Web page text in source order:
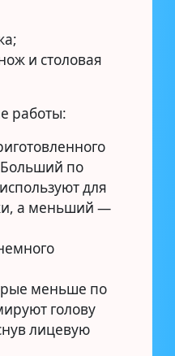
и столовая
работы:
по
для
а меньший —
меньше по
голову
лицевую